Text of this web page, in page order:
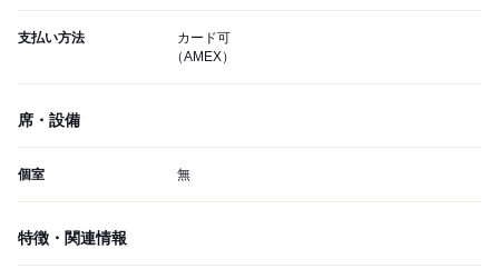
支払い方法
カード可
（AMEX）
席・設備
個室 無
特徴・関連情報